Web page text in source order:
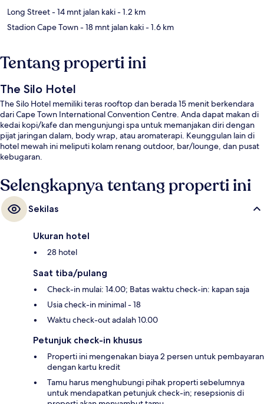
Long Street- 14 mnt jalan kaki- 1.2 km
Stadion Cape Town- 18 mnt jalan kaki- 1.6 km
Tentang properti ini
The Silo Hotel
The Silo Hotel memiliki teras rooftop dan berada 15 menit berkendara
dari Cape Town International Convention Centre. Anda dapat makan di
kedai kopi/kafe dan mengunjungi spa untuk memanjakan diri dengan
pijat jaringan dalam, body wrap, atau aromaterapi. Keunggulan lain di
hotel mewah ini meliputi kolam renang outdoor, bar/lounge, dan pusat
kebugaran.
Selengkapnya tentang properti ini
Sekilas
Ukuran hotel
28 hotel
Saat tiba/pulang
Check-in mulai: 14.00; Batas waktu check-in: kapan saja
Usia check-in minimal - 18
Waktu check-out adalah 10.00
Petunjuk check-in khusus
Properti ini mengenakan biaya 2 persen untuk pembayaran
dengan kartu kredit
Tamu harus menghubungi pihak properti sebelumnya
untuk mendapatkan petunjuk check-in; resepsionis di